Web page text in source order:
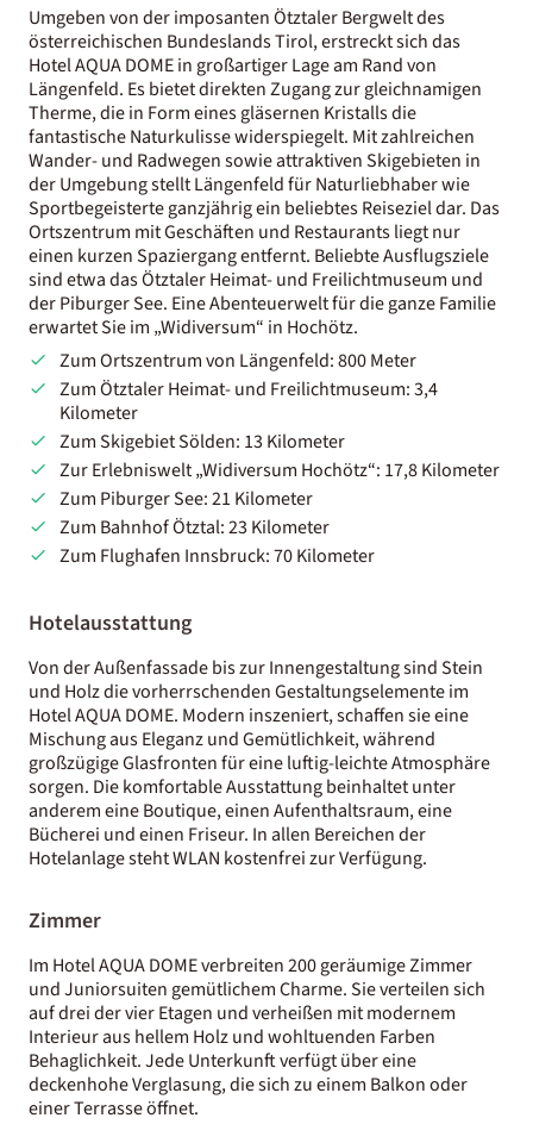
Umgeben von der imposanten Ötztaler Bergwelt des
österreichischen Bundeslands Tirol, erstreckt sich das
Hotel AQUA DOME in großartiger Lage am Rand von
Längenfeld. Es bietet direkten Zugang zur gleichnamigen
Therme, die in Form eines gläsernen Kristalls die
fantastische Naturkulisse widerspiegelt. Mit zahlreichen
Wander- und Radwegen sowie attraktiven Skigebieten in
der Umgebung stellt Längenfeld für Naturliebhaber wie
Sportbegeisterte ganzjährig ein beliebtes Reiseziel dar. Das
Ortszentrum mit Geschäften und Restaurants liegt nur
einen kurzen Spaziergang entfernt. Beliebte Ausflugsziele
sind etwa das Ötztaler Heimat- und Freilichtmuseum und
der Piburger See. Eine Abenteuerwelt für die ganze Familie
erwartet Sie im „Widiversum“ in Hochötz.
Zum Ortszentrum von Längenfeld: 800 Meter
Zum Ötztaler Heimat- und Freilichtmuseum: 3,4
Kilometer
Zum Skigebiet Sölden: 13 Kilometer
Zur Erlebniswelt „Widiversum Hochötz“: 17,8 Kilometer
Zum Piburger See: 21 Kilometer
Zum Bahnhof Ötztal: 23 Kilometer
Zum Flughafen Innsbruck: 70 Kilometer
Hotelausstattung
Von der Außenfassade bis zur Innengestaltung sind Stein
und Holz die vorherrschenden Gestaltungselemente im
Hotel AQUA DOME. Modern inszeniert, schaffen sie eine
Mischung aus Eleganz und Gemütlichkeit, während
großzügige Glasfronten für eine luftig-leichte Atmosphäre
sorgen. Die komfortable Ausstattung beinhaltet unter
anderem eine Boutique, einen Aufenthaltsraum, eine
Bücherei und einen Friseur. In allen Bereichen der
Hotelanlage steht WLAN kostenfrei zur Verfügung.
Zimmer
Im Hotel AQUA DOME verbreiten 200 geräumige Zimmer
und Juniorsuiten gemütlichem Charme. Sie verteilen sich
auf drei der vier Etagen und verheißen mit modernem
Interieur aus hellem Holz und wohltuenden Farben
Behaglichkeit. Jede Unterkunft verfügt über eine
deckenhohe Verglasung, die sich zu einem Balkon oder
einer Terrasse öffnet.